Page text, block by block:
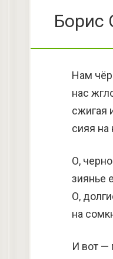
Борис
Нам
нас
сжигая
сияя на
О,
зиянье
О,
на
И вот —